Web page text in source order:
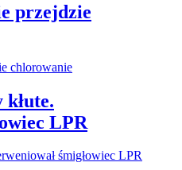
przejdzie
kłute.
LPR